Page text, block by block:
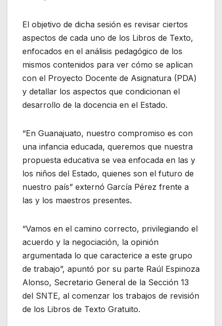
El objetivo de dicha sesión es revisar ciertos
aspectos de cada uno de los Libros de Texto,
enfocados en el análisis pedagógico de los
mismos contenidos para ver cómo se aplican
con el Proyecto Docente de Asignatura (PDA)
y detallar los aspectos que condicionan el
desarrollo de la docencia en el Estado.
“En Guanajuato, nuestro compromiso es con
una infancia educada, queremos que nuestra
propuesta educativa se vea enfocada en las y
los niños del Estado, quienes son el futuro de
nuestro país” externó García Pérez frente a
las y los maestros presentes.
“Vamos en el camino correcto, privilegiando el
acuerdo y la negociación, la opinión
argumentada lo que caracterice a este grupo
de trabajo”, apuntó por su parte Raúl Espinoza
Alonso, Secretario General de la Sección 13
del SNTE, al comenzar los trabajos de revisión
de los Libros de Texto Gratuito.